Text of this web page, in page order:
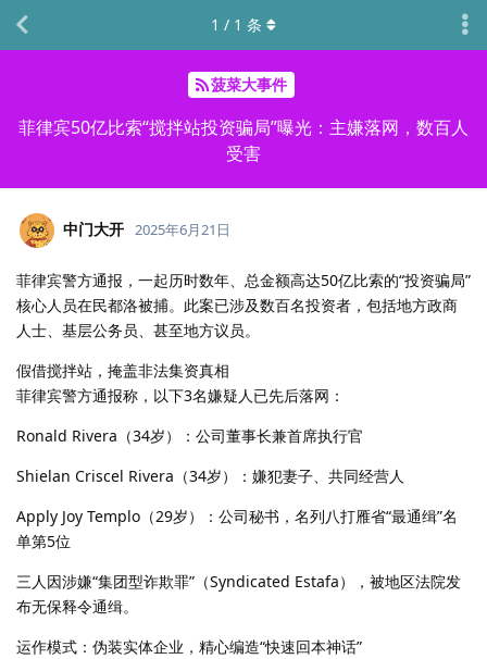
菠菜大事件
菲律宾50亿比索“搅拌站投资骗局”曝光：主嫌落网，数百人
受害
1 / 1 条
中门大开 2025年6月21日
菲律宾警方通报，一起历时数年、总金额高达50亿比索的“投资骗局”
核心人员在民都洛被捕。此案已涉及数百名投资者，包括地方政商
人士、基层公务员、甚至地方议员。
假借搅拌站，掩盖非法集资真相
菲律宾警方通报称，以下3名嫌疑人已先后落网：
Ronald Rivera（34岁）：公司董事长兼首席执行官
Shielan Criscel Rivera（34岁）：嫌犯妻子、共同经营人
Apply Joy Templo（29岁）：公司秘书，名列八打雁省“最通缉”名
单第5位
三人因涉嫌“集团型诈欺罪”（Syndicated Estafa），被地区法院发
布无保释令通缉。
运作模式：伪装实体企业，精心编造“快速回本神话”